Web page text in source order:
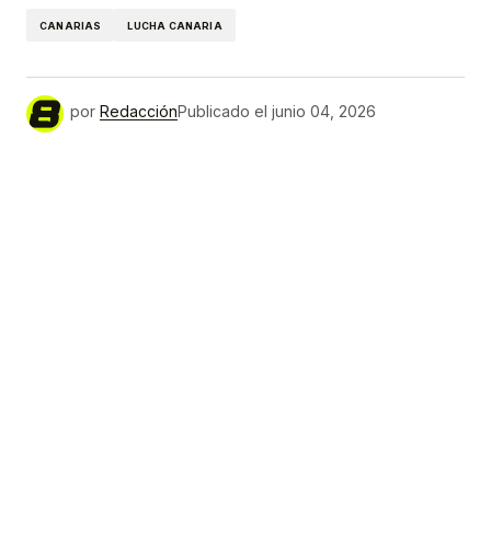
CANARIAS LUCHA CANARIA
por RedacciónPublicado el junio 04, 2026